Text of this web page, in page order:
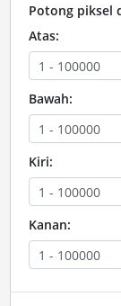
Potong piksel
Atas:
Bawah:
Kiri:
Kanan: